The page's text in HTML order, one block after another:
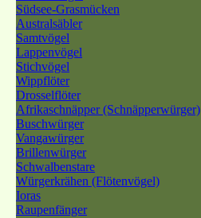
Südsee-Grasmücken
Australsäbler
Samtvögel
Lappenvögel
Stichvögel
Wippflöter
Drosselflöter
Afrikaschnäpper (Schnäpperwürger)
Buschwürger
Vangawürger
Brillenwürger
Schwalbenstare
Würgerkrähen (Flötenvögel)
Ioras
Raupenfänger